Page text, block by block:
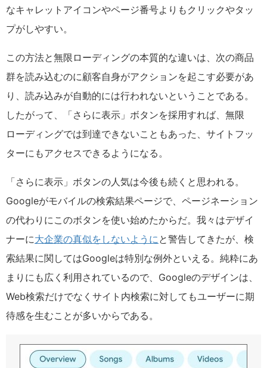
なキャレットアイコンやページ番号よりもクリックやタッ
プがしやすい。
この方法と無限ローディングの本質的な違いは、次の商品
群を読み込むのに顧客自身がアクションを起こす必要があ
り、読み込みが自動的には行われないということである。
したがって、「さらに表示」ボタンを採用すれば、無限
ローディングでは到達できないこともあった、サイトフッ
ターにもアクセスできるようになる。
「さらに表示」ボタンの人気は今後も続くと思われる。
Googleがモバイルの検索結果ページで、ページネーション
の代わりにこのボタンを使い始めたからだ。我々はデザイ
ナーに大企業の真似をしないようにと警告してきたが、検
索結果に関してはGoogleは特別な例外といえる。純粋にあ
まりにも広く利用されているので、Googleのデザインは、
Web検索だけでなくサイト内検索に対してもユーザーに期
待感を生むことが多いからである。